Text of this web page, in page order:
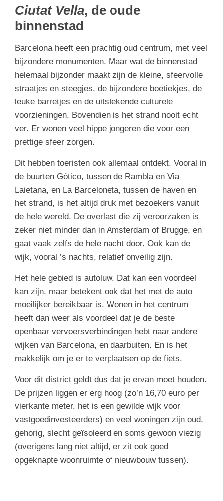
Ciutat Vella, de oude
binnenstad
Barcelona heeft een prachtig oud centrum, met veel
bijzondere monumenten. Maar wat de binnenstad
helemaal bijzonder maakt zijn de kleine, sfeervolle
straatjes en steegjes, de bijzondere boetiekjes, de
leuke barretjes en de uitstekende culturele
voorzieningen. Bovendien is het strand nooit echt
ver. Er wonen veel hippe jongeren die voor een
prettige sfeer zorgen.
Dit hebben toeristen ook allemaal ontdekt. Vooral in
de buurten Gótico, tussen de Rambla en Via
Laietana, en La Barceloneta, tussen de haven en
het strand, is het altijd druk met bezoekers vanuit
de hele wereld. De overlast die zij veroorzaken is
zeker niet minder dan in Amsterdam of Brugge, en
gaat vaak zelfs de hele nacht door. Ook kan de
wijk, vooral ’s nachts, relatief onveilig zijn.
Het hele gebied is autoluw. Dat kan een voordeel
kan zijn, maar betekent ook dat het met de auto
moeilijker bereikbaar is. Wonen in het centrum
heeft dan weer als voordeel dat je de beste
openbaar vervoersverbindingen hebt naar andere
wijken van Barcelona, en daarbuiten. En is het
makkelijk om je er te verplaatsen op de fiets.
Voor dit district geldt dus dat je ervan moet houden.
De prijzen liggen er erg hoog (zo’n 16,70 euro per
vierkante meter, het is een gewilde wijk voor
vastgoedinvesteerders) en veel woningen zijn oud,
gehorig, slecht geïsoleerd en soms gewoon viezig
(overigens lang niet altijd, er zit ook goed
opgeknapte woonruimte of nieuwbouw tussen).